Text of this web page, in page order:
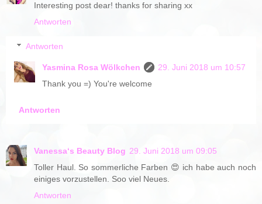
Interesting post dear! thanks for sharing xx
Antworten
Antworten
Yasmina Rosa Wölkchen
29. Juni 2018 um 10:57
Thank you =) You're welcome
Antworten
Vanessa‘s Beauty Blog 29. Juni 2018 um 09:05
Toller Haul. So sommerliche Farben 😍 ich habe auch noch
einiges vorzustellen. Soo viel Neues.
Antworten